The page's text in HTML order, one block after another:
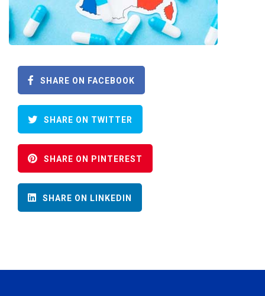
SHARE ON FACEBOOK
SHARE ON TWITTER
SHARE ON PINTEREST
SHARE ON LINKEDIN